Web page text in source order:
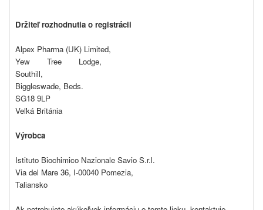
Držiteľ rozhodnutia o registrácii
Alpex Pharma (UK) Limited,
Yew Tree Lodge,
Southill,
Biggleswade, Beds.
SG18 9LP
Veľká Británia
Výrobca
Istituto Biochimico Nazionale Savio S.r.l.
Via del Mare 36, I-00040 Pomezia,
Taliansko